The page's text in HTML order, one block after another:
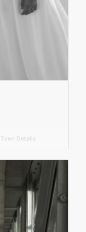
Toon Details